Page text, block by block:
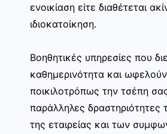
ενοικίαση είτε διαθέτεται
ιδιοκατοίκηση.
Βοηθητικές υπηρεσίες που
καθημερινότητα και ωφελούν
ποικιλοτρόπως την τσέπη
παράλληλες δραστηριότητες
της εταιρείας και των